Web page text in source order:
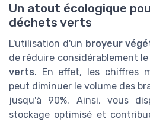
Un atout écologique
déchets verts
L'utilisation d'un broyeur
de réduire considérablement
verts. En effet, les chiffres
peut diminuer le volume des
jusqu'à 90%. Ainsi, vous
stockage optimisé et